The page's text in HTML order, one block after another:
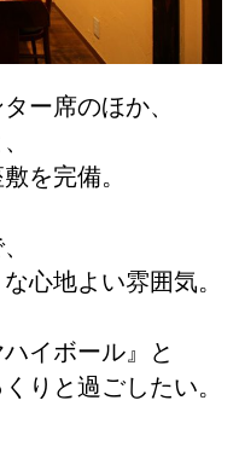
ー席のほか、
を完備。
心地よい雰囲気。
イボール』と
りと過ごしたい。